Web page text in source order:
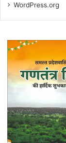
WordPress.org